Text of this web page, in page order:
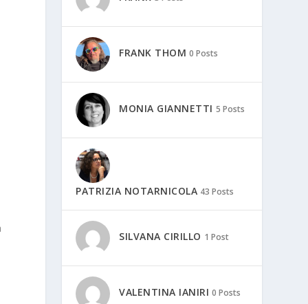
FRANK THOM 0 Posts
MONIA GIANNETTI 5 Posts
PATRIZIA NOTARNICOLA 43 Posts
SILVANA CIRILLO 1 Post
VALENTINA IANIRI 0 Posts